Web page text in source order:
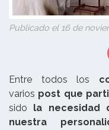
Publicado el 16 de
Entre todos los
varios post que
sido la necesidad
nuestra